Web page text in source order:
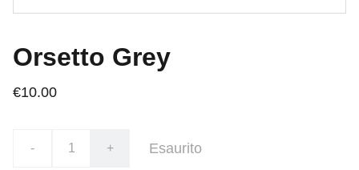
Orsetto Grey
€10.00
- + Esaurito